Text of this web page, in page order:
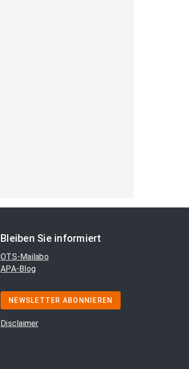
Bleiben Sie informiert
OTS-Mailabo
APA-Blog
NEWSLETTER ABONNIEREN
Disclaimer